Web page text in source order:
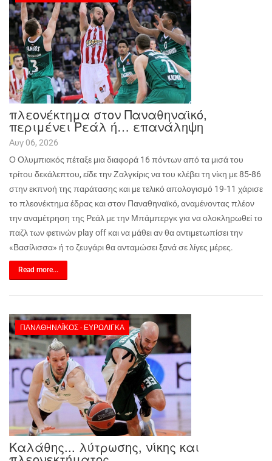
πλεονέκτημα στον Παναθηναϊκό,
περιμένει Ρεάλ ή… επανάληψη
Αυγ 06, 2026
Ο Ολυμπιακός πέταξε μια διαφορά 16 πόντων από τα μισά του
τρίτου δεκάλεπτου, είδε την Ζαλγκίρις να του κλέβει τη νίκη με 85-86
στην εκπνοή της παράτασης και με τελικό απολογισμό 19-11 χάρισε
το πλεονέκτημα έδρας και στον Παναθηναϊκό, αναμένοντας πλέον
την αναμέτρηση της Ρεάλ με την Μπάμπεργκ για να ολοκληρωθεί το
παζλ των φετινών playoff και να μάθει αν θα αντιμετωπίσει την
«Βασίλισσα» ή το ζευγάρι θα ανταμώσει ξανά σε λίγες μέρες.
Read more...
ΠΑΝΑΘΗΝΑΪΚΌΣ - ΕΥΡΩΛΊΓΚΑ
Καλάθης... λύτρωσης, νίκης και